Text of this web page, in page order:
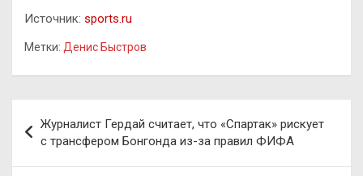
Источник: sports.ru
Метки: Денис Быстров
по
записям
Журналист Гердай считает, что «Спартак» рискует
с трансфером Бонгонда из-за правил ФИФА